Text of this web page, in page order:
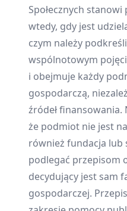
Społecznych
wtedy, gdy jest
czym należy
wspólnotowym
i obejmuje każdy
gospodarczą,
źródeł finansowania.
że podmiot nie jest
również fundacja lub
podlegać przepisom
decydujący jest sam
gospodarczej.